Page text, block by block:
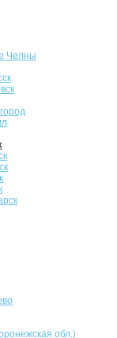
Челны
обл.)